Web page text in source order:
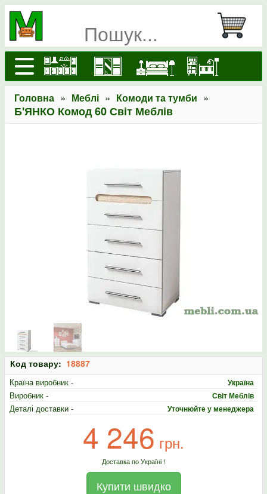
Головна » Меблі » Комоди та тумби »
Б'ЯНКО Комод 60 Світ Меблів
Код товару: 18887
Країна виробник - Україна
Виробник - Світ Меблів
Деталі доставки - Уточнюйте у менеджера
4 246 грн.
Доставка по Україні !
Купити швидко